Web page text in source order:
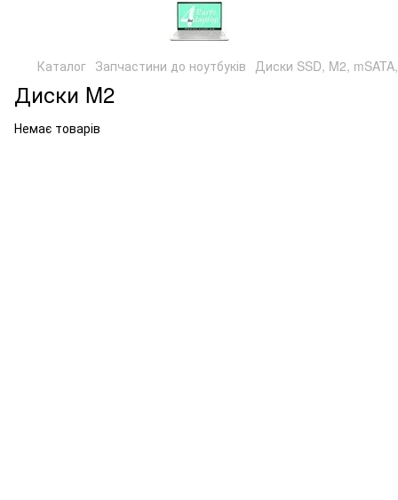
Каталог Запчастини до ноутбуків Диски SSD, M2,
Диски M2
Немає товарів